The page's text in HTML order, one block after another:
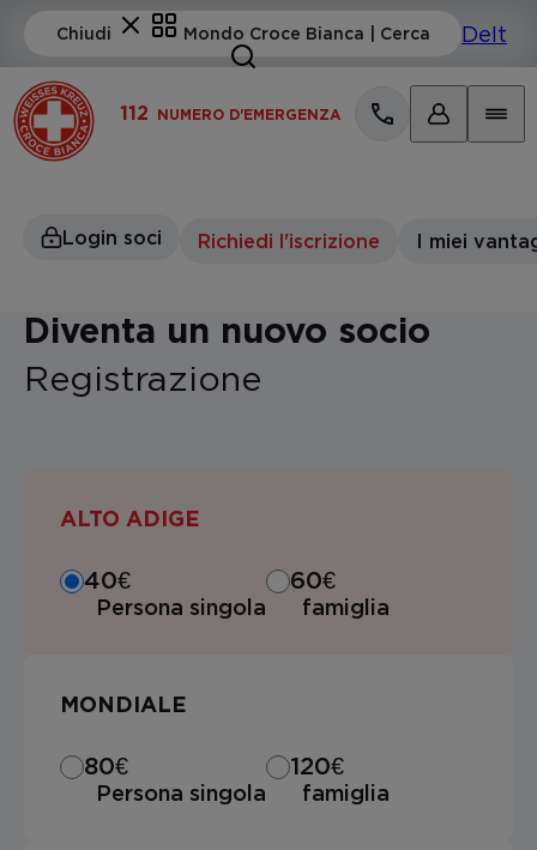
112 NUMERO D'EMERGENZA
Login soci Richiedi l'iscrizione I miei
Diventa un nuovo socio
Registrazione
ALTO ADIGE
40€
Persona singola
60€
famiglia
MONDIALE
80€
Persona singola
120€
famiglia